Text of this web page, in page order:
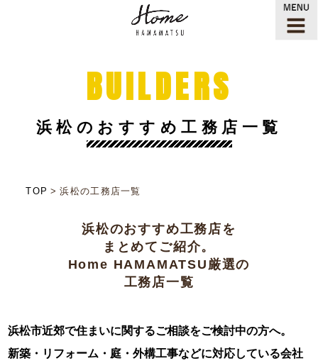
BUILDERS
浜松のおすすめ工務店一覧
TOP 浜松の工務店一覧
浜松のおすすめ工務店を
まとめてご紹介。
Home HAMAMATSU厳選の
工務店一覧
浜松市近郊で住まいに関するご相談をご検討中の方へ。
新築・リフォーム・庭・外構工事などに対応している会社